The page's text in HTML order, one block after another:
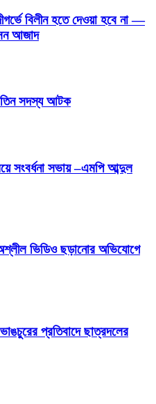
বিলীন হতে দেওয়া হবে না —
আজাদ
তিন সদস্য আটক
সংবর্ধনা সভায় –এমপি আব্দুল
ভিডিও ছড়ানোর অভিযোগে
প্রতিবাদে ছাত্রদলের